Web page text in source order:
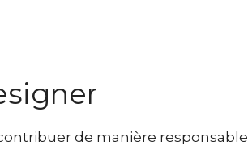
de manière responsable